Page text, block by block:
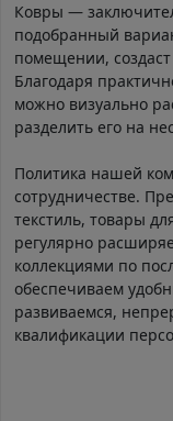
Ковры —
подобранный
помещении,
Благодаря
можно визуально
разделить его на
Политика нашей
сотрудничестве.
текстиль, товары
регулярно
коллекциями по
обеспечиваем
развиваемся,
квалификации